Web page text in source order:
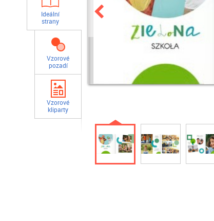
Ideální
strany
Vzorové
pozadí
Vzorové
kliparty